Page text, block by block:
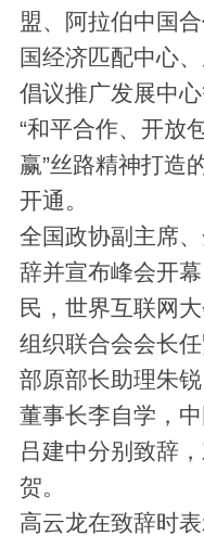
盟、阿拉伯中国
国经济匹配中心
倡议推广发展中
“和平合作、开放
赢”丝路精神打造
开通。
全国政协副主席
辞并宣布峰会开
民，世界互联网
组织联合会会长
部原部长助理朱
董事长李自学，
吕建中分别致辞
贺。
高云龙在致辞时